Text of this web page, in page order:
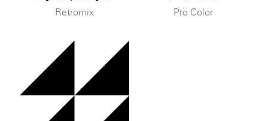
Retromix Pro Color